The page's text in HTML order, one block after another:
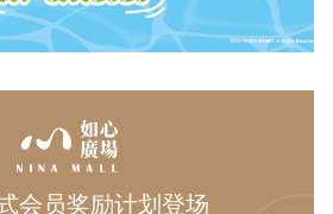
会员奖励计划登场